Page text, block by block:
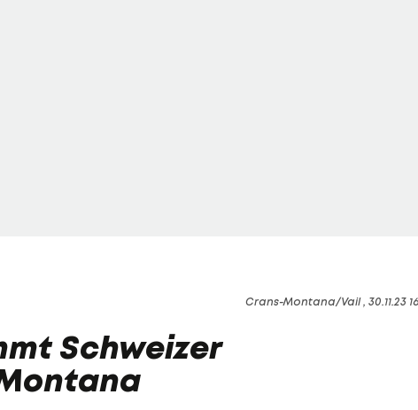
Crans-Montana/Vail , 30.11.23
Schweizer